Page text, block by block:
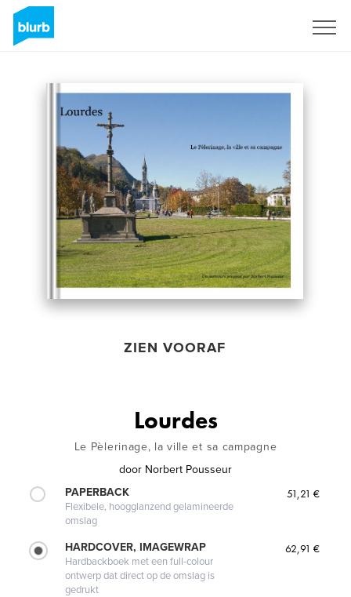
ZIEN VOORAF
Lourdes
Le Pèlerinage, la ville et sa campagne
door Norbert Pousseur
PAPERBACK
Flexibele, hoogglanzend gelamineerde
omslag
51,21 €
HARDCOVER, IMAGEWRAP
Hardbackboek met een full-colour
ontwerp dat direct op de omslag is
gedrukt
62,91 €